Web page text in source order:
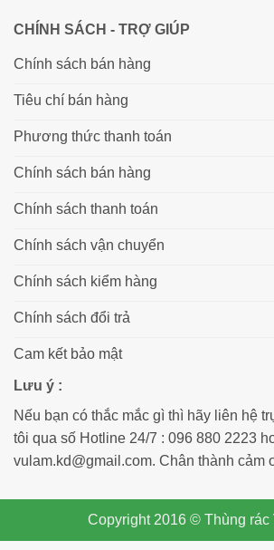
CHÍNH SÁCH - TRỢ GIÚP
Chính sách bán hàng
Tiêu chí bán hàng
Phương thức thanh toán
Chính sách bán hàng
Chính sách thanh toán
Chính sách vận chuyển
Chính sách kiểm hàng
Chính sách đổi trả
Cam kết bảo mật
Lưu ý :
Nếu bạn có thắc mắc gì thì hãy liên hệ
tôi qua số Hotline 24/7 : 096 880 2223
vulam.kd@gmail.com. Chân thành cảm
Copyright 2016 © Thùng rác